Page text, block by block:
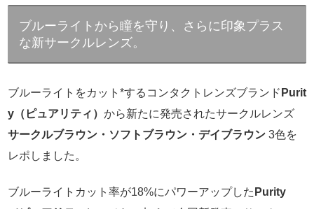
ブルーライトから瞳を守り、さらに印象プラス
な新サークルレンズ。
ブルーライトをカット*するコンタクトレンズブランド Purit
y（ピュアリティ） から新たに発売されたサークルレンズ
サークルブラウン・ソフトブラウン・デイブラウン 3色を
レポしました。
ブルーライトカット率が18%にパワーアップした Purity